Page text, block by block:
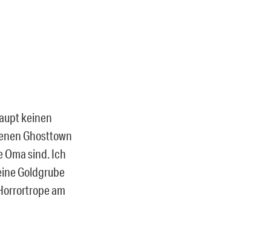
keinen
Ghosttown
Oma sind. Ich
Goldgrube
am